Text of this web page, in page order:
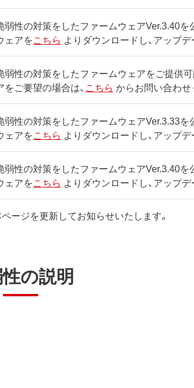
弱性の対策をしたファームウェアVer.3.40を
ェアをこちら よりダウンロードし、アップ
弱性の対策をしたファームウェアをご提供
をご要望の場合は、 こちら からお問い合わせ
弱性の対策をしたファームウェアVer.3.33を
ェアをこちら よりダウンロードし、アップ
弱性の対策をしたファームウェアVer.3.40を
ェアをこちら よりダウンロードし、アップ
ージを更新してお知らせいたします。
の説明